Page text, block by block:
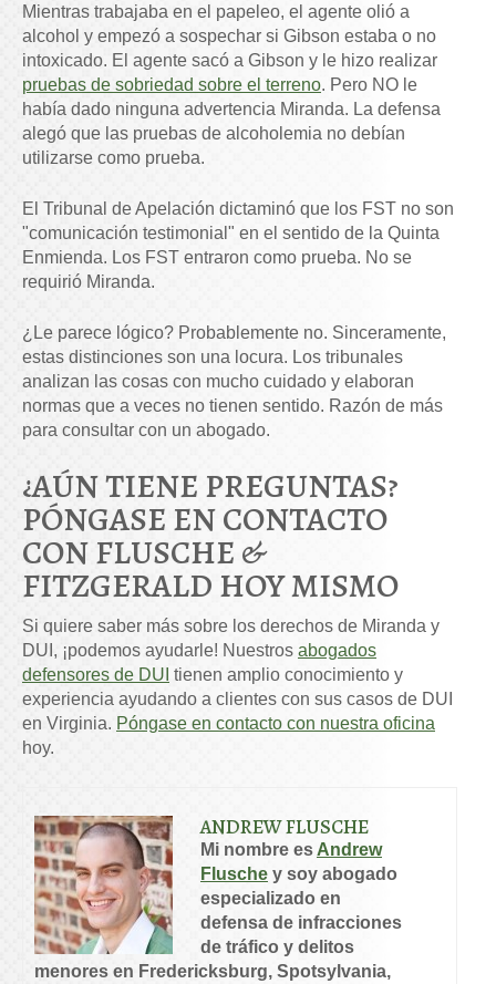
Mientras trabajaba en el papeleo, el agente olió a
alcohol y empezó a sospechar si Gibson estaba o no
intoxicado. El agente sacó a Gibson y le hizo realizar
pruebas de sobriedad sobre el terreno. Pero NO le
había dado ninguna advertencia Miranda. La defensa
alegó que las pruebas de alcoholemia no debían
utilizarse como prueba.
El Tribunal de Apelación dictaminó que los FST no son
"comunicación testimonial" en el sentido de la Quinta
Enmienda. Los FST entraron como prueba. No se
requirió Miranda.
¿Le parece lógico? Probablemente no. Sinceramente,
estas distinciones son una locura. Los tribunales
analizan las cosas con mucho cuidado y elaboran
normas que a veces no tienen sentido. Razón de más
para consultar con un abogado.
¿AÚN TIENE PREGUNTAS?
PÓNGASE EN CONTACTO
CON FLUSCHE &
FITZGERALD HOY MISMO
Si quiere saber más sobre los derechos de Miranda y
DUI, ¡podemos ayudarle! Nuestros abogados
defensores de DUI tienen amplio conocimiento y
experiencia ayudando a clientes con sus casos de DUI
en Virginia. Póngase en contacto con nuestra oficina
hoy.
ANDREW FLUSCHE
Mi nombre es Andrew
Flusche y soy abogado
especializado en
defensa de infracciones
de tráfico y delitos
menores en Fredericksburg, Spotsylvania,